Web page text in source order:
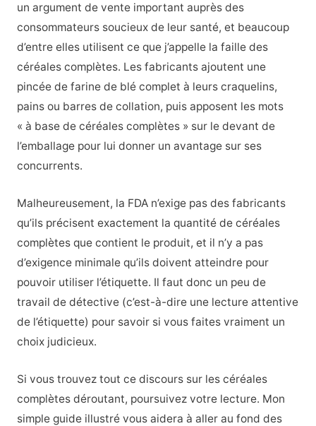
un argument de vente important auprès des
consommateurs soucieux de leur santé, et beaucoup
d’entre elles utilisent ce que j’appelle la faille des
céréales complètes. Les fabricants ajoutent une
pincée de farine de blé complet à leurs craquelins,
pains ou barres de collation, puis apposent les mots
« à base de céréales complètes » sur le devant de
l’emballage pour lui donner un avantage sur ses
concurrents.
Malheureusement, la FDA n’exige pas des fabricants
qu’ils précisent exactement la quantité de céréales
complètes que contient le produit, et il n’y a pas
d’exigence minimale qu’ils doivent atteindre pour
pouvoir utiliser l’étiquette. Il faut donc un peu de
travail de détective (c’est-à-dire une lecture attentive
de l’étiquette) pour savoir si vous faites vraiment un
choix judicieux.
Si vous trouvez tout ce discours sur les céréales
complètes déroutant, poursuivez votre lecture. Mon
simple guide illustré vous aidera à aller au fond des